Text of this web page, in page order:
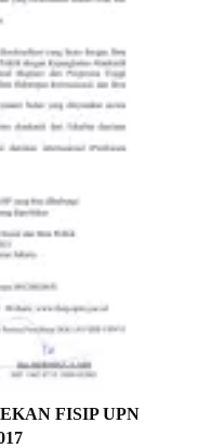
FISIP UPN